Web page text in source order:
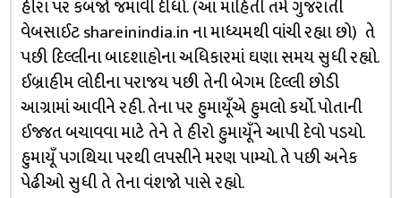
હીરા પર કબજો જમાવી દીધો. (આ માહિતી તમે ગુજરાતી
વેબસાઈટ shareinindia.in ના માધ્યમથી વાંચી રહ્યા છો) તે
પછી દિલ્લીના બાદશાહોના અધિકારમાં ઘણા સમય સુધી રહ્યો.
ઈબ્રાહીમ લોદીના પરાજય પછી તેની બેગમ દિલ્લી છોડી
આગ્રામાં આવીને રહી. તેના પર હુમાયૂઁએ હુમલો કર્યો. પોતાની
ઈજ્જત બચાવવા માટે તેને તે હીરો હુમાયૂઁને આપી દેવો પડયો.
હુમાયૂઁ પગથિયા પરથી લપસીને મરણ પામ્યો. તે પછી અનેક
પેઢીઓ સુધી તે તેના વંશજો પાસે રહ્યો.